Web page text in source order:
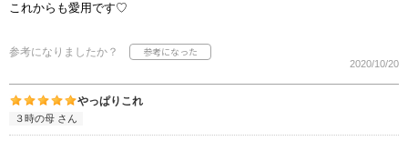
これからも愛用です♡
参考になりましたか？
2020/10/20
やっぱりこれ
３時の母 さん